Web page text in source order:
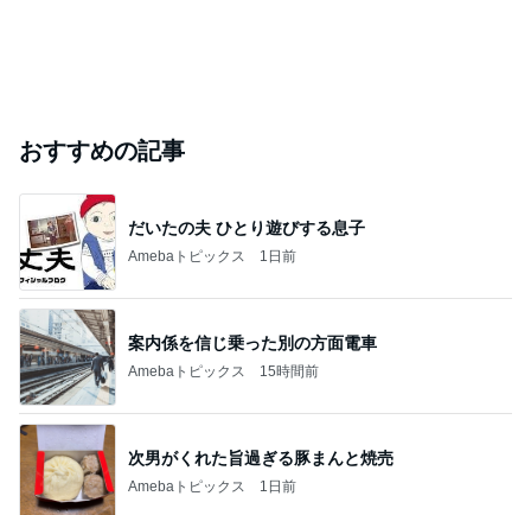
おすすめの記事
だいたの夫 ひとり遊びする息子
Amebaトピックス 1日前
案内係を信じ乗った別の方面電車
Amebaトピックス 15時間前
次男がくれた旨過ぎる豚まんと焼売
Amebaトピックス 1日前